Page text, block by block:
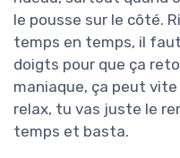
le pousse sur le côté.
temps en temps, il
doigts pour que ça
maniaque, ça peut
relax, tu vas juste le
temps et basta.